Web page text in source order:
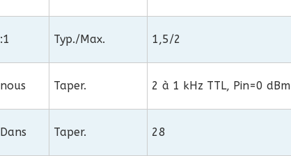
:1 Typ./Max. 1,5/2
nous Taper. 2 à 1 kHz TTL, Pin=0 dBm
Dans Taper. 28